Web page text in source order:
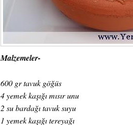
Malzemeler-
600 gr tavuk göğüs
4 yemek kaşığı mısır unu
2 su bardağı tavuk suyu
1 yemek kaşığı tereyağı